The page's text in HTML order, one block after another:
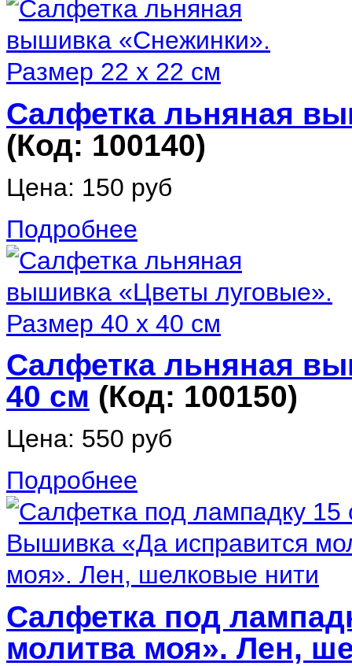
Салфетка льняная
(Код: 100140)
Цена: 150 руб
Подробнее
Салфетка льняная
40 см (Код: 100150)
Цена: 550 руб
Подробнее
Салфетка под
молитва моя». Лен,